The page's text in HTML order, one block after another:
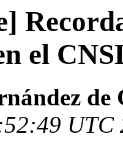
el
de
UTC